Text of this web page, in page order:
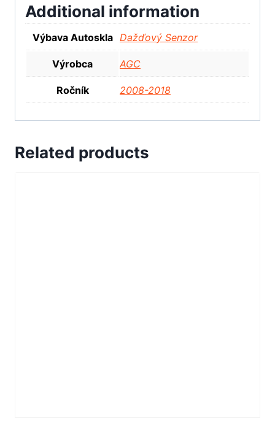
Additional information
Výbava Autoskla Dažďový Senzor
Výrobca AGC
Ročník 2008-2018
Related products